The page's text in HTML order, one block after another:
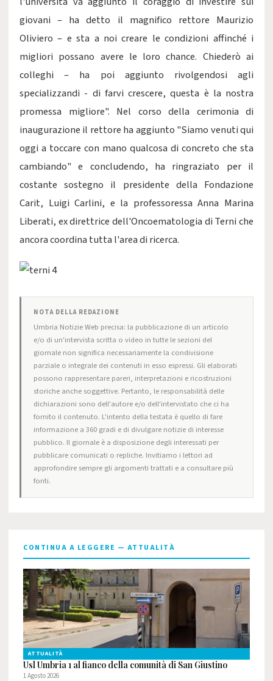
giovani – ha detto il magnifico rettore Maurizio
Oliviero – e sta a noi creare le condizioni affinché i
migliori possano avere le loro chance. Chiederò ai
colleghi – ha poi aggiunto rivolgendosi agli
specializzandi - di farvi crescere, questa è la nostra
promessa migliore". Nel corso della cerimonia di
inaugurazione il rettore ha aggiunto "Siamo venuti qui
oggi a toccare con mano qualcosa di concreto che sta
cambiando" e concludendo, ha ringraziato per il
costante sostegno il presidente della Fondazione
Carit, Luigi Carlini, e la professoressa Anna Marina
Liberati, ex direttrice dell'Oncoematologia di Terni che
ancora coordina tutta l'area di ricerca.
NOTA DELLA REDAZIONE
Umbria Notizie Web precisa: la pubblicazione di un articolo
e/o di un'intervista scritta o video in tutte le sezioni del
giornale non significa necessariamente la condivisione
parziale o integrale dei contenuti in esso espressi. Gli elaborati
possono rappresentare pareri, interpretazioni e ricostruzioni
storiche anche soggettive. Pertanto, le responsabilità delle
dichiarazioni sono dell'autore e/o dell'intervistato che ci ha
fornito il contenuto. L'intento della testata è quello di fare
informazione a 360 gradi e di divulgare notizie di interesse
pubblico. Il giornale è a disposizione degli interessati per
pubblicare comunicati o repliche. Invitiamo i lettori ad
approfondire sempre gli argomenti trattati e a consultare più
fonti.
CONTINUA A LEGGERE — ATTUALITÀ
ATTUALITÀ
Usl Umbria 1 al fianco della comunità di San Giustino
1 Agosto 2026